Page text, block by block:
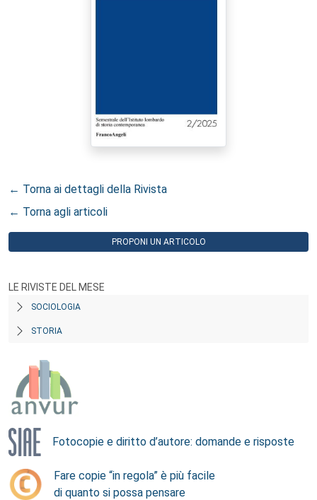
← Torna ai dettagli della Rivista
← Torna agli articoli
PROPONI UN ARTICOLO
LE RIVISTE DEL MESE
SOCIOLOGIA
STORIA
Fotocopie e diritto d’autore: domande e risposte
Fare copie “in regola” è più facile
di quanto si possa pensare